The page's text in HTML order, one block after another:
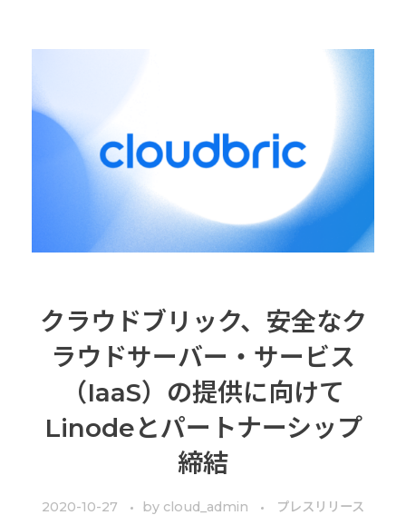
クラウドブリック、安全なク
ラウドサーバー・サービス
（IaaS）の提供に向けて
Linodeとパートナーシップ
締結
2020-10-27 by cloud_admin プレスリリース